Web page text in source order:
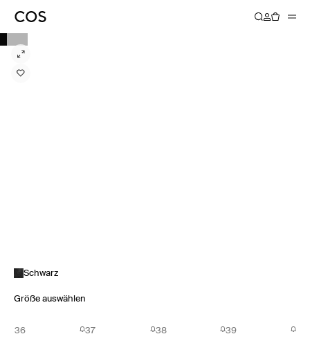
Schwarz
Größe auswählen
36 37 38 39